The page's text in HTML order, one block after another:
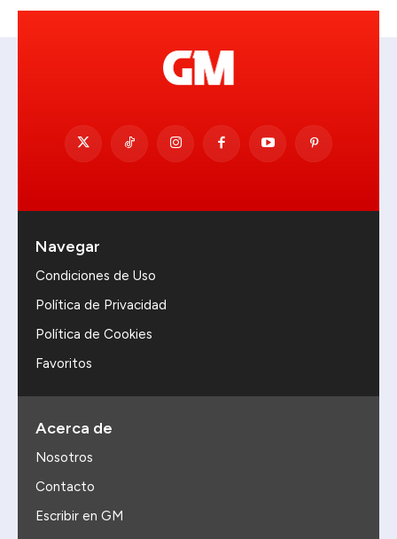
Navegar
Condiciones de Uso
Política de Privacidad
Política de Cookies
Favoritos
Acerca de
Nosotros
Contacto
Escribir en GM